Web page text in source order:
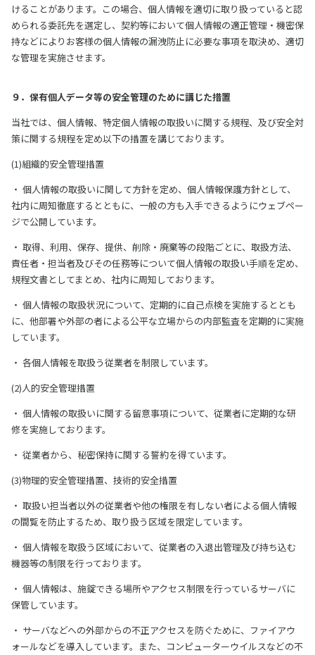
けることがあります。この場合、個人情報を適切に取り扱っていると認
められる委託先を選定し、契約等において個人情報の適正管理・機密保
持などによりお客様の個人情報の漏洩防止に必要な事項を取決め、適切
な管理を実施させます。
９．保有個人データ等の安全管理のために講じた措置
当社では、個人情報、特定個人情報の取扱いに関する規程、及び安全対
策に関する規程を定め以下の措置を講じております。
(1)組織的安全管理措置
・ 個人情報の取扱いに関して方針を定め、個人情報保護方針として、
社内に周知徹底するとともに、一般の方も入手できるようにウェブペー
ジで公開しています。
・ 取得、利用、保存、提供、削除・廃棄等の段階ごとに、取扱方法、
責任者・担当者及びその任務等について個人情報の取扱い手順を定め、
規程文書としてまとめ、社内に周知しております。
・ 個人情報の取扱状況について、定期的に自己点検を実施するととも
に、他部署や外部の者による公平な立場からの内部監査を定期的に実施
しています。
・ 各個人情報を取扱う従業者を制限しています。
(2)人的安全管理措置
・ 個人情報の取扱いに関する留意事項について、従業者に定期的な研
修を実施しております。
・ 従業者から、秘密保持に関する誓約を得ています。
(3)物理的安全管理措置、技術的安全措置
・ 取扱い担当者以外の従業者や他の権限を有しない者による個人情報
の間覧を防止するため、取り扱う区域を限定しています。
・ 個人情報を取扱う区域において、従業者の入退出管理及び持ち込む
機器等の制限を行っております。
・ 個人情報は、施錠できる場所やアクセス制限を行っているサーバに
保管しています。
・ サーバなどへの外部からの不正アクセスを防ぐために、ファイアウ
ォールなどを導入しています。また、コンピューターウイルスなどの不